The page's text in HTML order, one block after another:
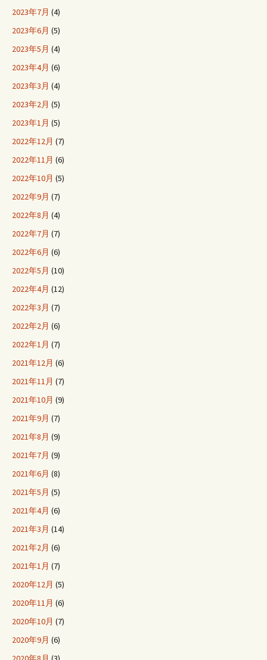
2023年7月 (4)
2023年6月 (5)
2023年5月 (4)
2023年4月 (6)
2023年3月 (4)
2023年2月 (5)
2023年1月 (5)
2022年12月 (7)
2022年11月 (6)
2022年10月 (5)
2022年9月 (7)
2022年8月 (4)
2022年7月 (7)
2022年6月 (6)
2022年5月 (10)
2022年4月 (12)
2022年3月 (7)
2022年2月 (6)
2022年1月 (7)
2021年12月 (6)
2021年11月 (7)
2021年10月 (9)
2021年9月 (7)
2021年8月 (9)
2021年7月 (9)
2021年6月 (8)
2021年5月 (5)
2021年4月 (6)
2021年3月 (14)
2021年2月 (6)
2021年1月 (7)
2020年12月 (5)
2020年11月 (6)
2020年10月 (7)
2020年9月 (6)